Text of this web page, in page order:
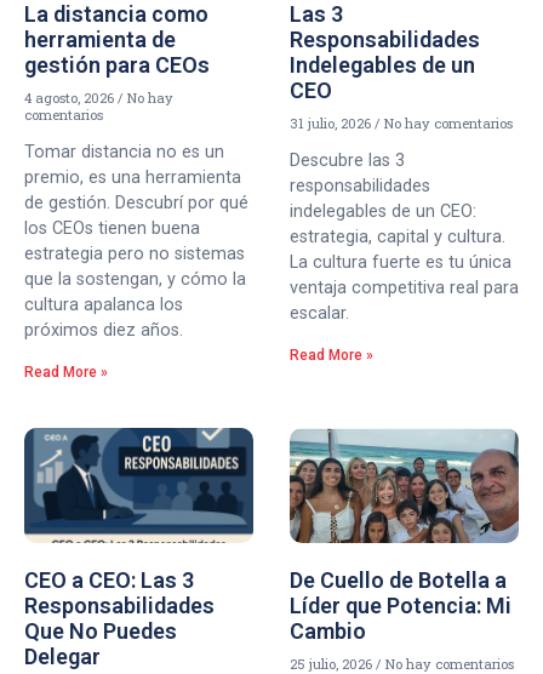
La distancia como
herramienta de
gestión para CEOs
4 agosto, 2026
No hay
comentarios
Tomar distancia no es un
premio, es una herramienta
de gestión. Descubrí por qué
los CEOs tienen buena
estrategia pero no sistemas
que la sostengan, y cómo la
cultura apalanca los
próximos diez años.
Read More »
Las 3
Responsabilidades
Indelegables de un
CEO
31 julio, 2026 No hay comentarios
Descubre las 3
responsabilidades
indelegables de un CEO:
estrategia, capital y cultura.
La cultura fuerte es tu única
ventaja competitiva real para
escalar.
Read More »
CEO a CEO: Las 3
Responsabilidades
Que No Puedes
Delegar
De Cuello de Botella a
Líder que Potencia: Mi
Cambio
25 julio, 2026 No hay comentarios